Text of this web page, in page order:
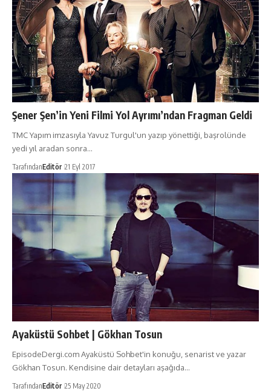
Şener Şen’in Yeni Filmi Yol Ayrımı’ndan Fragman Geldi
TMC Yapım imzasıyla Yavuz Turgul'un yazıp yönettiği, başrolünde
yedi yıl aradan sonra…
TarafındanEditör 21 Eyl 2017
Ayaküstü Sohbet | Gökhan Tosun
EpisodeDergi.com Ayaküstü Sohbet'in konuğu, senarist ve yazar
Gökhan Tosun. Kendisine dair detayları aşağıda…
TarafındanEditör 25 May 2020